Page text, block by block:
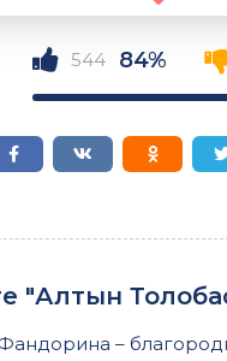
544 84%
"Алтын
–